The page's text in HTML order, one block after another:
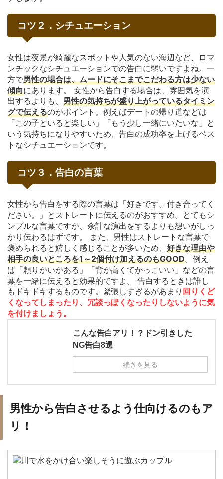
コツ２．シチュエーション
女性は夜景が綺麗なスポットや人気のない海辺など、ロマ
ンチックなシチュエーションでの告白に弱いですよね。一
方で男性の場合は、ムードにそこまでこだわる方は少ない
傾向にあります。 女性から告白する場合は、雰囲気を演
出するよりも、 男性の気持ちが盛り上がっているタイミン
グで伝えるのがポイント。例えばデートの帰り道などは
「この子といると楽しい」「もう少し一緒にいたいな」と
いう気持ちになりやすいため、告白の成功率を上げるベス
トなシチュエーションです。
コツ３．告白の言葉
女性から告白をする際の言葉は「好きです。付き合ってく
ださい。」とストレートに伝えるのがおすすめ。とてもシ
ンプルな言葉ですが、余計な演出をするよりも想いがしっ
かり伝わるはずです。 また、男性はストレートな言葉で
褒められると嬉しく感じることが多いため、 好きな理由や
相手の良いところを1～2個付け加えるのもGOOD。例え
ば「頼りがいがある」「背が高くてかっこいい」などの言
葉を一緒に伝えると効果的ですよ。 告白するときは誰し
もドキドキするものです。緊張しすぎるがあまり 回りくど
くなってしまったり、冗談っぽくなったりしないように気
を付けましょう。
こんな告白アリ！？ドン引きした
NG告白8選
続きを見る
男性から告白させるよう仕向けるのもア
リ！